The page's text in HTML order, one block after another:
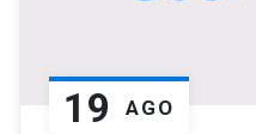
19 AGO